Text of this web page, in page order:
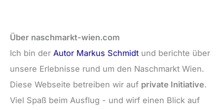
Über naschmarkt-wien.com
Ich bin der Autor Markus Schmidt und berichte über
unsere Erlebnisse rund um den Naschmarkt Wien.
Diese Webseite betreiben wir auf private Initiative.
Viel Spaß beim Ausflug - und wirf einen Blick auf